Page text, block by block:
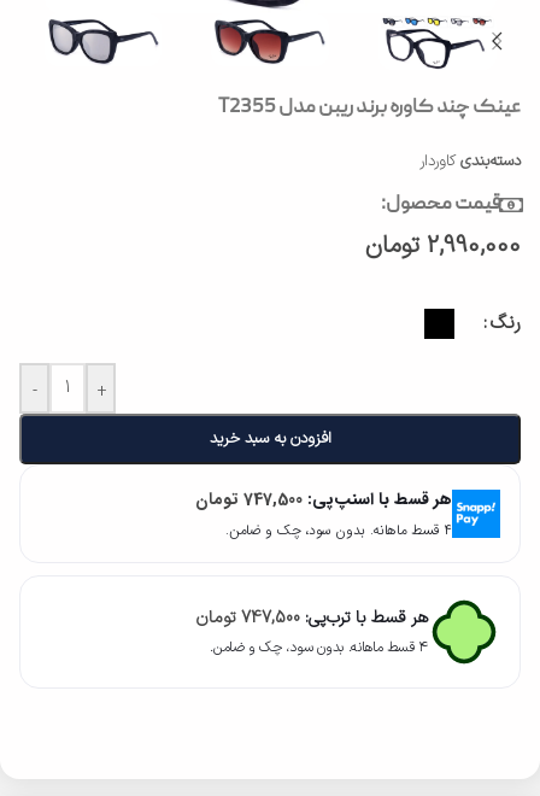
عینک چند کاوره برند ریبن مدل T2355
دسته‌بندی کاوردار
قیمت محصول:
2,990,000 تومان
رنگ
- +
افزودن به سبد خرید
هر قسط با اسنپ‌پی: 747,500 تومان
۴ قسط ماهانه. بدون سود، چک و ضامن.
هر قسط با ترب‌پی: 747,500تومان
۴ قسط ماهانه. بدون سود، چک و ضامن.